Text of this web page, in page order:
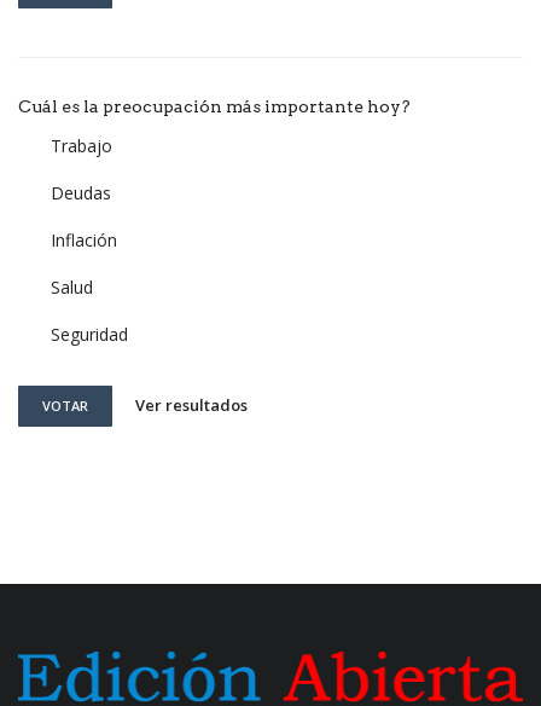
Cuál es la preocupación más importante hoy?
Trabajo
Deudas
Inflación
Salud
Seguridad
VOTAR Ver resultados